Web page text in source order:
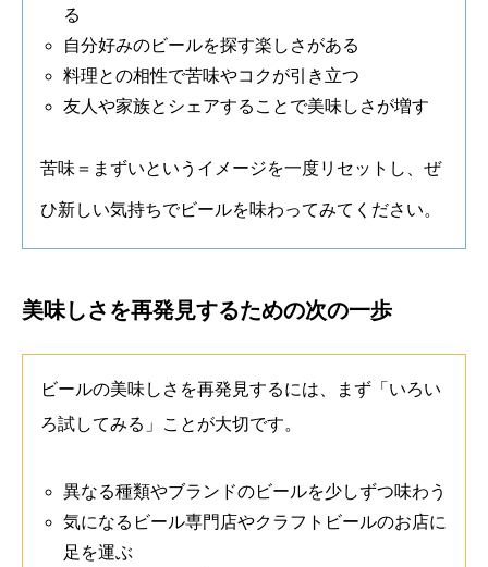
る
自分好みのビールを探す楽しさがある
料理との相性で苦味やコクが引き立つ
友人や家族とシェアすることで美味しさが増す
苦味＝まずいというイメージを一度リセットし、ぜ
ひ新しい気持ちでビールを味わってみてください。
美味しさを再発見するための次の一歩
ビールの美味しさを再発見するには、まず「いろい
ろ試してみる」ことが大切です。
異なる種類やブランドのビールを少しずつ味わう
気になるビール専門店やクラフトビールのお店に
足を運ぶ